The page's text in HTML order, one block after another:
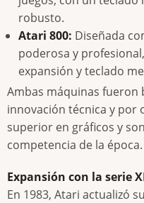
robusto.
Atari 800: Diseñada
poderosa y
expansión y teclado
Ambas máquinas fueron
innovación técnica y por
superior en gráficos y
competencia de la época.
Expansión con la serie
En 1983, Atari actualizó